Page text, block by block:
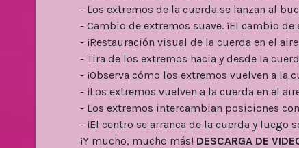
- Los extremos de la cuerda se lanzan al
- Cambio de extremos suave. ¡El cambio
- ¡Restauración visual de la cuerda en el
- Tira de los extremos hacia y desde la
- ¡Observa cómo los extremos vuelven a la
- ¡Los extremos vuelven a la cuerda en el
- Los extremos intercambian posiciones
- ¡El centro se arranca de la cuerda y luego
¡Y mucho, mucho más! DESCARGA DE